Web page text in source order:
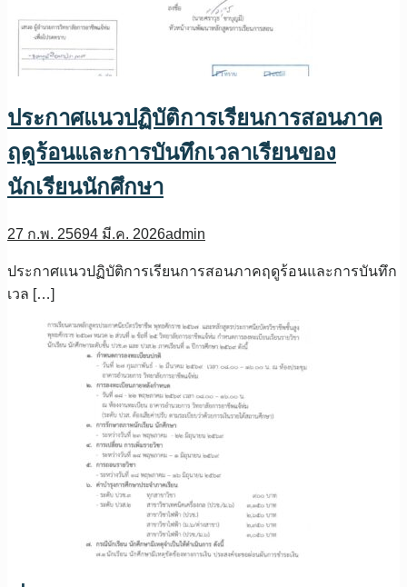
ประกาศแนวปฏิบัติการเรียนการสอนภาค
ฤดูร้อนและการบันทึกเวลาเรียนของ
นักเรียนนักศึกษา
27 ก.พ. 25694 มี.ค. 2026admin
ประกาศแนวปฏิบัติการเรียนการสอนภาคฤดูร้อนและการบันทึก
เวล […]